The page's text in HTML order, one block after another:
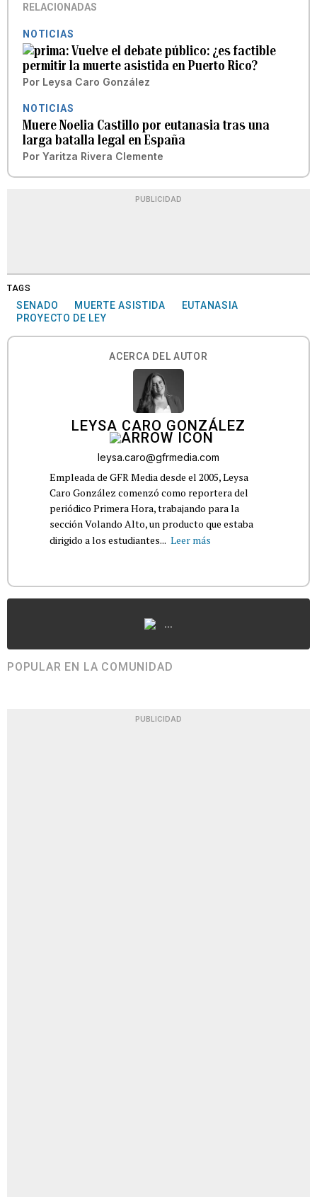
RELACIONADAS
NOTICIAS
Vuelve el debate público: ¿es factible
permitir la muerte asistida en Puerto Rico?
Por Leysa Caro González
NOTICIAS
Muere Noelia Castillo por eutanasia tras una
larga batalla legal en España
Por Yaritza Rivera Clemente
PUBLICIDAD
TAGS
SENADO MUERTE ASISTIDA
EUTANASIA
PROYECTO DE LEY
ACERCA DEL AUTOR
LEYSA CARO GONZÁLEZ
leysa.caro@gfrmedia.com
Empleada de GFR Media desde el 2005, Leysa
Caro González comenzó como reportera del
periódico Primera Hora, trabajando para la
sección Volando Alto, un producto que estaba
dirigido a los estudiantes... Leer más
...
POPULAR EN LA COMUNIDAD
PUBLICIDAD